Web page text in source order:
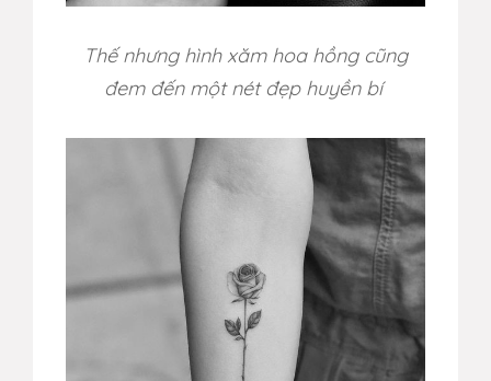
Thế nhưng hình xăm hoa hồng cũng
đem đến một nét đẹp huyền bí